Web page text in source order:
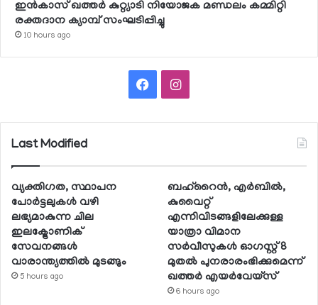
ഇന്‍കാസ് ഖത്തര്‍ കുറ്റ്യാടി നിയോജക മണ്ഡലം കമ്മിറ്റി
രക്തദാന ക്യാമ്പ് സംഘടിപ്പിച്ചു
10 hours ago
FacebookInstagram
Last Modified
വ്യക്തിഗത, സ്ഥാപന
പോര്‍ട്ടലുകള്‍ വഴി
ലഭ്യമാകുന്ന ചില
ഇലക്ട്രോണിക്
സേവനങ്ങള്‍
വാരാന്ത്യത്തില്‍ മുടങ്ങും
5 hours ago
ബഹ്റൈന്‍, എര്‍ബില്‍,
കുവൈറ്റ്
എന്നിവിടങ്ങളിലേക്കുള്ള
യാത്രാ വിമാന
സര്‍വീസുകള്‍ ഓഗസ്റ്റ് 8
മുതല്‍ പുനരാരംഭിക്കുമെന്ന്
ഖത്തര്‍ എയര്‍വേയ്സ്
6 hours ago